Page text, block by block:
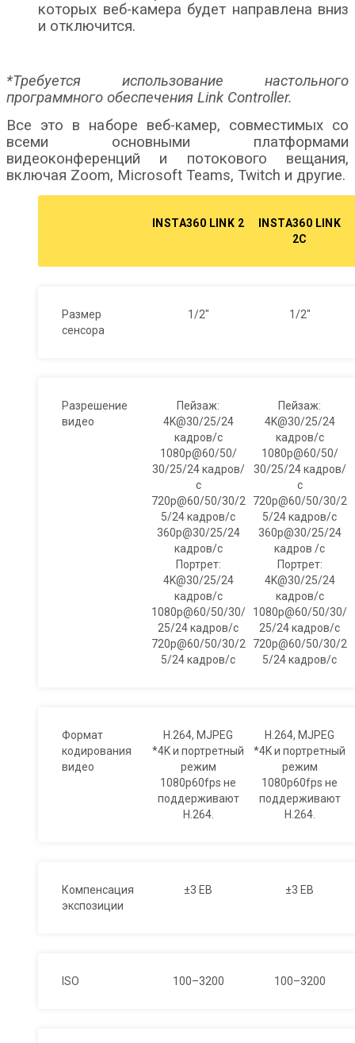
которых веб-камера будет направлена ​​вниз
и отключится.
*Требуется использование настольного
программного обеспечения Link Controller.
Все это в наборе веб-камер, совместимых со
всеми основными платформами
видеоконференций и потокового вещания,
включая Zoom, Microsoft Teams, Twitch и другие.
INSTA360 LINK 2
INSTA360 LINK
2C
Размер
сенсора
1/2″ 1/2″
Разрешение
видео
Пейзаж:
4K@30/25/24
кадров/с
1080p@60/50/
30/25/24 кадров/
с
720p@60/50/30/2
5/24 кадров/с
360p@30/25/24
кадров/с
Портрет:
4K@30/25/24
кадров/с
1080p@60/50/30/
25/24 кадров/с
720p@60/50/30/2
5/24 кадров/с
Пейзаж:
4K@30/25/24
кадров/с
1080p@60/50/
30/25/24 кадров/
с
720p@60/50/30/2
5/24 кадров/с
360p@30/25/24
кадров /с
Портрет:
4K@30/25/24
кадров/с
1080p@60/50/30/
25/24 кадров/с
720p@60/50/30/2
5/24 кадров/с
Формат
кодирования
видео
H.264, MJPEG
*4K и портретный
режим
1080p60fps не
поддерживают
H.264.
H.264, MJPEG
*4K и портретный
режим
1080p60fps не
поддерживают
H.264.
Компенсация
экспозиции
±3 ЕВ ±3 ЕВ
ISO 100–3200 100–3200